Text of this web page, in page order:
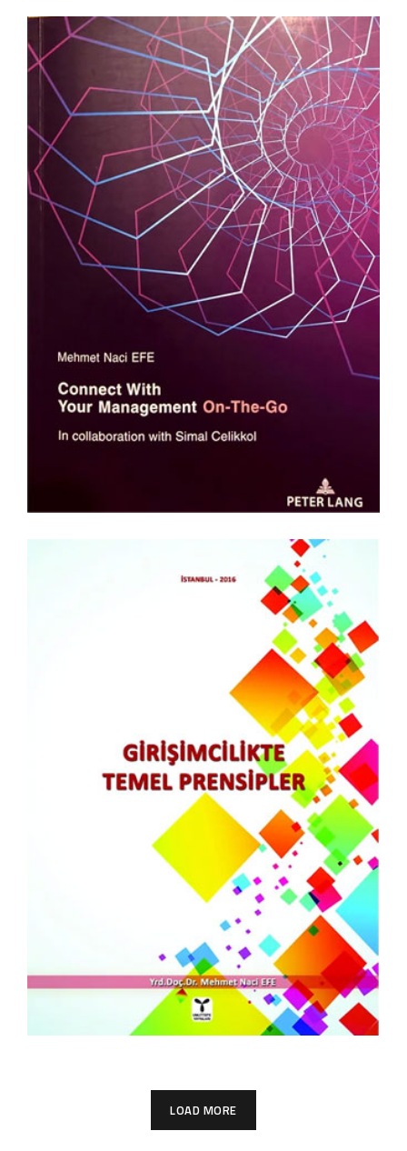
Connect With Your Management
On-The-Go
KITAPLARIM
Girişimcilikte Temel Prensipler
KITAPLARIM
LOAD MORE